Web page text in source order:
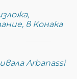
в Конака
Arbanassi